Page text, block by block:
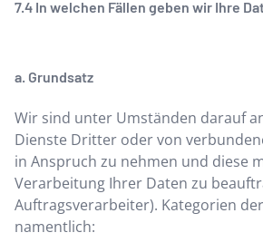
In welchen Fällen geben wir Ihre
a. Grundsatz
Wir sind unter Umständen darauf
Dienste Dritter oder von
in Anspruch zu nehmen und diese
Verarbeitung Ihrer Daten zu
Auftragsverarbeiter). Kategorien
namentlich: